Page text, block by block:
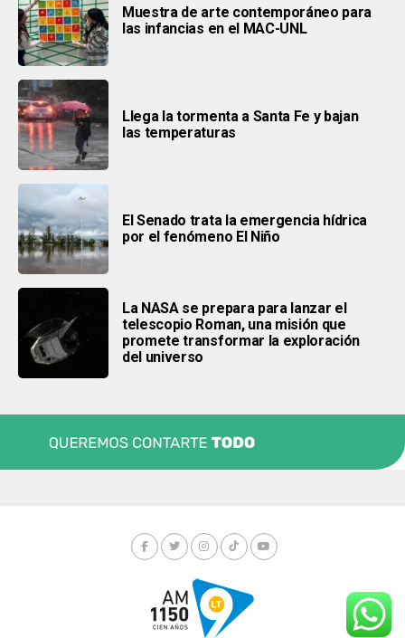
Muestra de arte contemporáneo para
las infancias en el MAC-UNL
Llega la tormenta a Santa Fe y bajan
las temperaturas
El Senado trata la emergencia hídrica
por el fenómeno El Niño
La NASA se prepara para lanzar el
telescopio Roman, una misión que
promete transformar la exploración
del universo